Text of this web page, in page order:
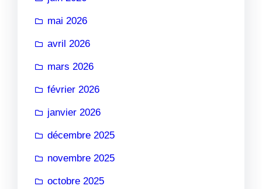
mai 2026
avril 2026
mars 2026
février 2026
janvier 2026
décembre 2025
novembre 2025
octobre 2025